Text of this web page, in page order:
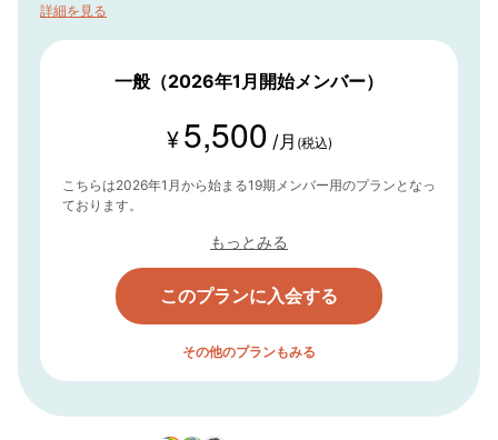
詳細を見る
一般（2026年1月開始メンバー）
¥ 5,500 /月 (税込)
こちらは2026年1月から始まる19期メンバー用のプランとなっ
ております。
もっとみる
このプランに入会する
その他のプランもみる